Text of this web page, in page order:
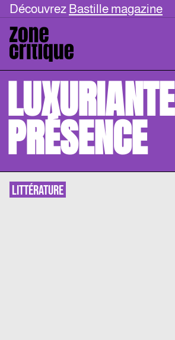
Découvrez Bastille magazine
LUXURIANTE
PRÉSENCE
LITTÉRATURE